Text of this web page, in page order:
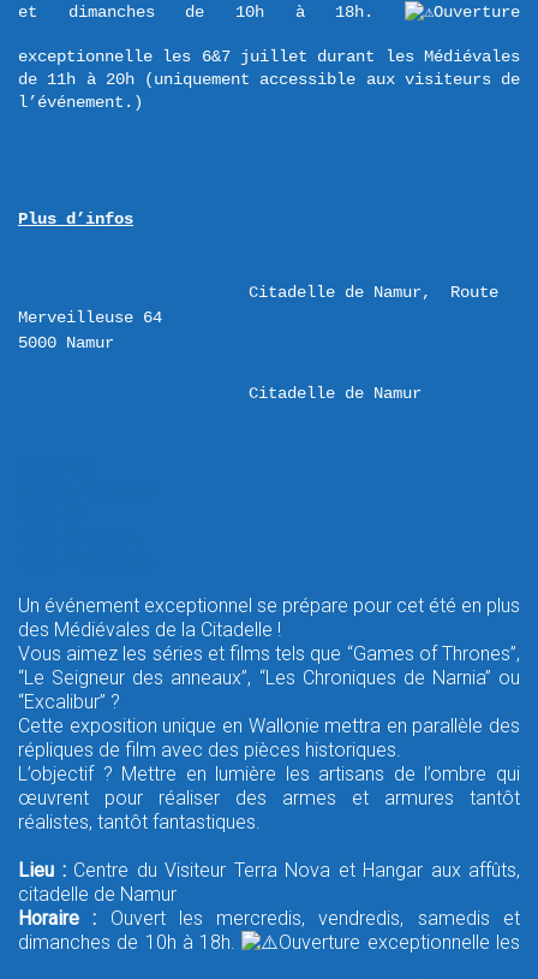
et dimanches de 10h à 18h.
Ouverture
exceptionnelle les 6&7 juillet durant les Médiévales
de 11h à 20h (uniquement accessible aux visiteurs de
l’événement.)
Plus d’infos
Citadelle de Namur,  Route
Merveilleuse 64
Citadelle de Namur
Un événement exceptionnel se prépare pour cet été en plus
des Médiévales de la Citadelle !
Vous aimez les séries et films tels que “Games of Thrones”,
“Le Seigneur des anneaux”, “Les Chroniques de Narnia” ou
“Excalibur” ?
Cette exposition unique en Wallonie mettra en parallèle des
répliques de film avec des pièces historiques.
L’objectif ? Mettre en lumière les artisans de l’ombre qui
œuvrent pour réaliser des armes et armures tantôt
réalistes, tantôt fantastiques.
Lieu :Centre du Visiteur Terra Nova et Hangar aux affûts,
citadelle de Namur
Horaire : Ouvert les mercredis, vendredis, samedis et
dimanches de 10h à 18h.
Ouverture exceptionnelle les